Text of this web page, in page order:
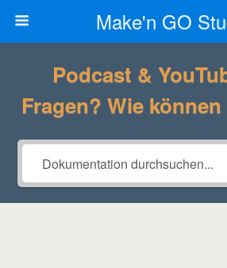
Make'n GO
Podcast &
Fragen? Wie